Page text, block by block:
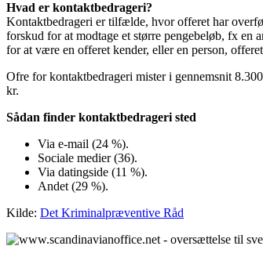
Hvad er kontaktbedrageri?
Kontaktbedrageri er tilfælde, hvor offeret har
forskud for at modtage et større pengebeløb, fx en
for at være en offeret kender, eller en person,
Ofre for kontaktbedrageri mister i gennemsnit
kr.
Sådan finder kontaktbedrageri sted
Via e-mail (24 %).
Sociale medier (36).
Via datingside (11 %).
Andet (29 %).
Kilde: Det Kriminalpræventive Råd